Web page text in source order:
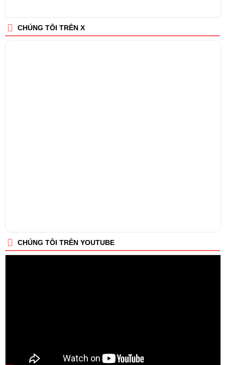
CHÚNG TÔI TRÊN X
CHÚNG TÔI TRÊN YOUTUBE